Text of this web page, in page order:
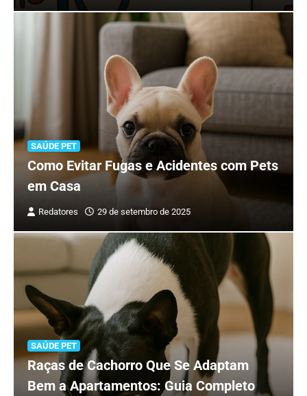
SAÚDE PET
Como Evitar Fugas e Acidentes com Pets
em Casa
Redatores 29 de setembro de 2025
SAÚDE PET
Raças de Cachorro Que Se Adaptam
Bem a Apartamentos: Guia Completo